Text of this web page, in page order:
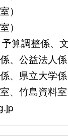
算調整係、
公益法人
県立大学
竹島資料